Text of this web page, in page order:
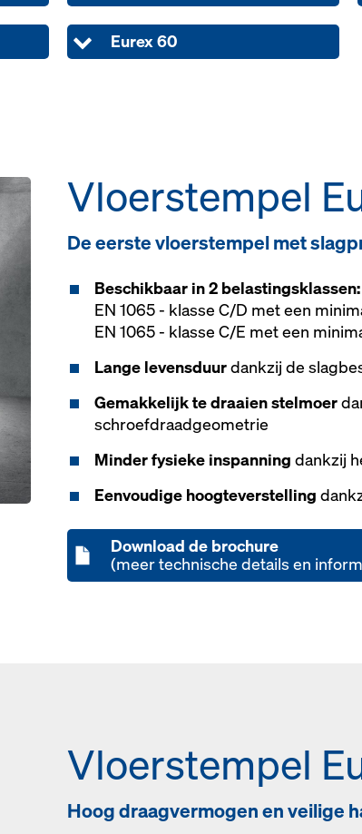
Eurex 60
Vloerstempel
De eerste vloerstempel met
Beschikbaar in 2 belastingsklassen:
EN 1065 - klasse C/D met een
EN 1065 - klasse C/E met een
Lange levensduurdankzij de
Gemakkelijk te draaien stelmoer
schroefdraadgeometrie
Minder fysieke inspanning dankzij
Eenvoudige hoogteverstelling
Download de brochure
(meer technische details en
Vloerstempel
Hoog draagvermogen en veilige